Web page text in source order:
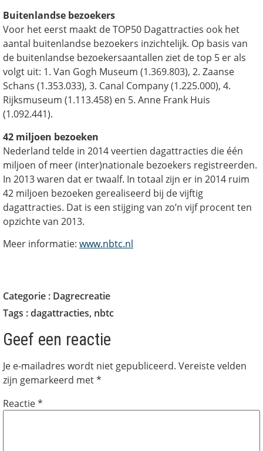
Buitenlandse bezoekers
Voor het eerst maakt de TOP50 Dagattracties ook het
aantal buitenlandse bezoekers inzichtelijk. Op basis van
de buitenlandse bezoekersaantallen ziet de top 5 er als
volgt uit: 1. Van Gogh Museum (1.369.803), 2. Zaanse
Schans (1.353.033), 3. Canal Company (1.225.000), 4.
Rijksmuseum (1.113.458) en 5. Anne Frank Huis
(1.092.441).
42 miljoen bezoeken
Nederland telde in 2014 veertien dagattracties die één
miljoen of meer (inter)nationale bezoekers registreerden.
In 2013 waren dat er twaalf. In totaal zijn er in 2014 ruim
42 miljoen bezoeken gerealiseerd bij de vijftig
dagattracties. Dat is een stijging van zo’n vijf procent ten
opzichte van 2013.
Meer informatie: www.nbtc.nl
Categorie : Dagrecreatie
Tags :dagattracties, nbtc
Geef een reactie
Je e-mailadres wordt niet gepubliceerd. Vereiste velden
zijn gemarkeerd met*
Reactie*